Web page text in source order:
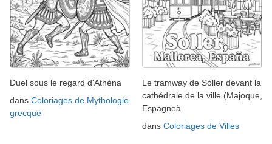
Duel sous le regard d'Athéna
dans Coloriages de Mythologie
grecque
Le tramway de Sóller devant la
cathédrale de la ville (Majoque,
Espagneà
dans Coloriages de Villes